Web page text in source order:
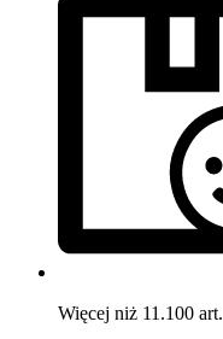
Więcej niż 11.100 art.